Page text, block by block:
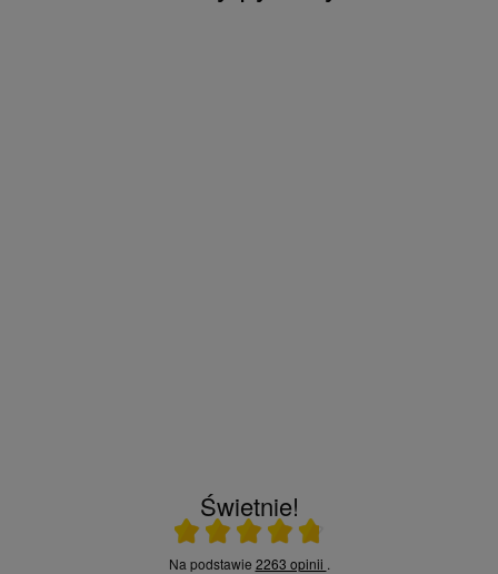
Świetnie!
Ocena średnia 4.8 na 5